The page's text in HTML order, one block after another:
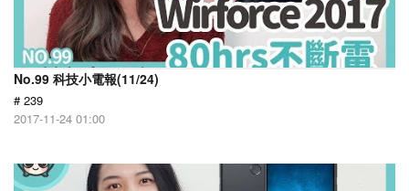
No.99 科技小電報(11/24)
# 239
2017-11-24 01:00